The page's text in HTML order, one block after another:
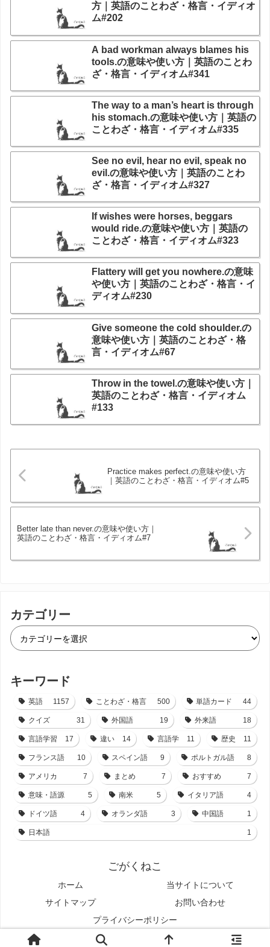
方｜英語のことわざ・格言・イディオ
ム#202
A bad workman always blames his
tools.の意味や使い方｜英語のことわ
ざ・格言・イディオム#341
The way to a man’s heart is through
his stomach.の意味や使い方｜英語の
ことわざ・格言・イディオム#335
See no evil, hear no evil, speak no
evil.の意味や使い方｜英語のことわ
ざ・格言・イディオム#327
If wishes were horses, beggars
would ride.の意味や使い方｜英語の
ことわざ・格言・イディオム#323
Flattery will get you nowhere.の意味
や使い方｜英語のことわざ・格言・イ
ディオム#230
Give someone the cold shoulder.の
意味や使い方｜英語のことわざ・格
言・イディオム#67
Throw in the towel.の意味や使い方｜
英語のことわざ・格言・イディオム
#133
Practice makes perfect.の意味や使い方
｜英語のことわざ・格言・イディオム#5
Better late than never.の意味や使い方｜
英語のことわざ・格言・イディオム#7
カテゴリー
キーワード
英語 1157 ことわざ・格言 500 単語カード 44
クイズ 31 外国語 19 外来語 18
言語学習 17 違い 14 言語学 11 歴史 11
フランス語 10 スペイン語 9 ポルトガル語 8
アメリカ 7 まとめ 7 おすすめ 7
意味・語源 5 南米 5 イタリア語 4
ドイツ語 4 オランダ語 3 中国語 1
日本語 1
ごがくねこ
ホーム
当サイトについて
サイトマップ
お問い合わせ
プライバシーポリシー
© 2021-2026 ごがくねこ.